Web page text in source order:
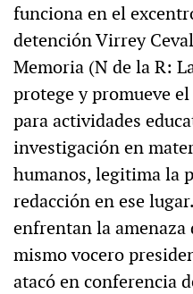
funciona en el
detención Virrey
Memoria (N de la R:
protege y promueve
para actividades
investigación en
humanos, legitima la
redacción en ese
enfrentan la amenaza
mismo vocero
atacó en conferencia